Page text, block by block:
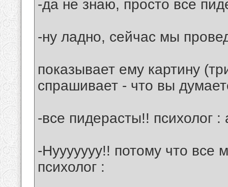
-да не знаю, просто все
-ну ладно, сейчас мы
показывает ему картину
спрашивает - что вы
-все пидерасты!! психолог
-Нууууууу!! потому что
психолог :